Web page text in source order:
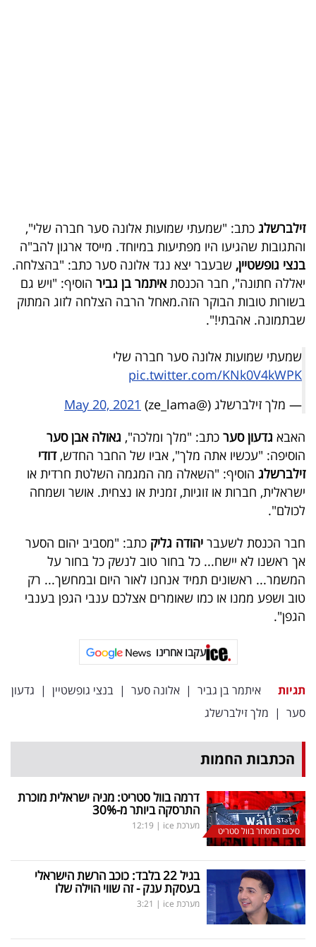
הכלכלי
פודקאסט
40
UNDER
40
שיתופי
פעולה
דרושים
ניוזלטרים
מייל
אדום
עקבו
אחרינו:
זילברשלג כתב: "שמעתי שמועות אלונה סער חברה שלי",
והתגובות שהגיעו היו מפתיעות במיוחד. מייסד ארגון להב"ה
בנצי גופשטיין, שבעבר יצא נגד אלונה סער כתב: "בהצלחה.
יאללה חתונה", חבר הכנסתאיתמר בן גביר הוסיף: "ויש גם
בשורות טובות הבוקר הזה.מאחל הרבה הצלחה לזוג המתוק
שבתמונה. אהבתי!".
שמעתי שמועות אלונה סער חברה שלי
pic.twitter.com/KNk0V4kWPK
— מלך זילברשלג (@ze_lama)
May 20, 2021
האבא גדעון סער כתב: "מלך ומלכה", גאולה אבן סער
הוסיפה: "עכשיו אתה מלך", אביו של החבר החדש,דודי
זילברשלג הוסיף: "השאלה מה המגמה השלטת חרדית או
ישראלית, חברות או זוגיות, זמנית או נצחית. אושר ושמחה
לכולם".
חבר הכנסת לשעבר יהודה גליק כתב: "מסביב יהום הסער
אך ראשנו לא יישח... כל בחור טוב לנשק כל בחור על
המשמר... ראשונים תמיד אנחנו לאור היום ובמחשך... רק
טוב ושפע ממנו או כמו שאומרים אצלכם ענבי הגפן בענבי
הגפן".
עקבו אחרינו
תגיות איתמר בן גביר | אלונה סער | בנצי גופשטיין | גדעון
סער | מלך זילברשלג
הכתבות החמות
סיכום המסחר בוול סטריט
דרמה בוול סטריט: מניה ישראלית מוכרת
התרסקה ביותר מ-30%
מערכת ice |
12:19
בגיל 22 בלבד: כוכב הרשת הישראלי
בעסקת ענק - זה שווי הוילה שלו
מערכת ice |
3:21